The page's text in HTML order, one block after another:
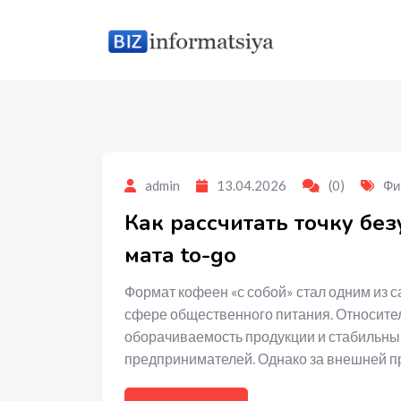
admin 13.04.2026 (0)
Как рассчитать точку
мата to-go
Формат кофеен «с собой» стал одним из
сфере общественного питания.
оборачиваемость продукции и
предпринимателей. Однако за внешней